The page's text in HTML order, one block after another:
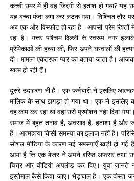
कच्ची उमर में ही वह जिंदगी से हताश हो गया?
यह बच्चा फंदा लगा कर लटक गया। निश्चित तौर
अब एक और विस्फोट हो रहा है। आपसी प्रेम रिश्तों
रहा है। उत्तर पश्चिम दिल्ली के स्वरूप नगर
प्रेमिकाओं की हत्या की, फिर अपने घरवालों की
दी। मामला एकतरफा प्यार का बताया जाता है।
खत्म हो रही हैं।
दूसरे उदाहरण भी हैं। एक कर्मचारी ने इसलिए
मालिक के साथ झगड़ा हो गया था। एक ने इसलिए
वह काम कर रहा था वहां उसे प्रमोशन नहीं दिया
समाज में बहुत तनाव है, अवसाद है, हताशा है और
हैं। आत्महत्या किसी समस्या का इलाज नहीं है।
सोशल मीडिया के कारण नई समस्याएँ खड़ी हो गई
आया है कि एक मेजर ने अपने वरिष्ठ अफसर तथा
चित्र और वीडियो अपलोड कर दिए। युवा जानते
इस्तेमाल कैसे किया जाए। भेड़चाल है। ‘एक दोस्त